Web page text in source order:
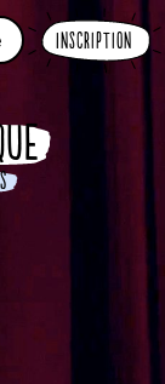
Inscription